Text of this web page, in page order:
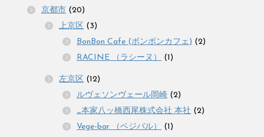
京都市 (20)
上京区 (3)
BonBon Cafe (ボンボンカフェ) (2)
RACINE （ラシーヌ）
(1)
左京区 (12)
ルヴェソンヴェール岡崎 (2)
_本家八ッ橋西尾株式会社 本社 (2)
Vege-bar （ベジバル）
(1)